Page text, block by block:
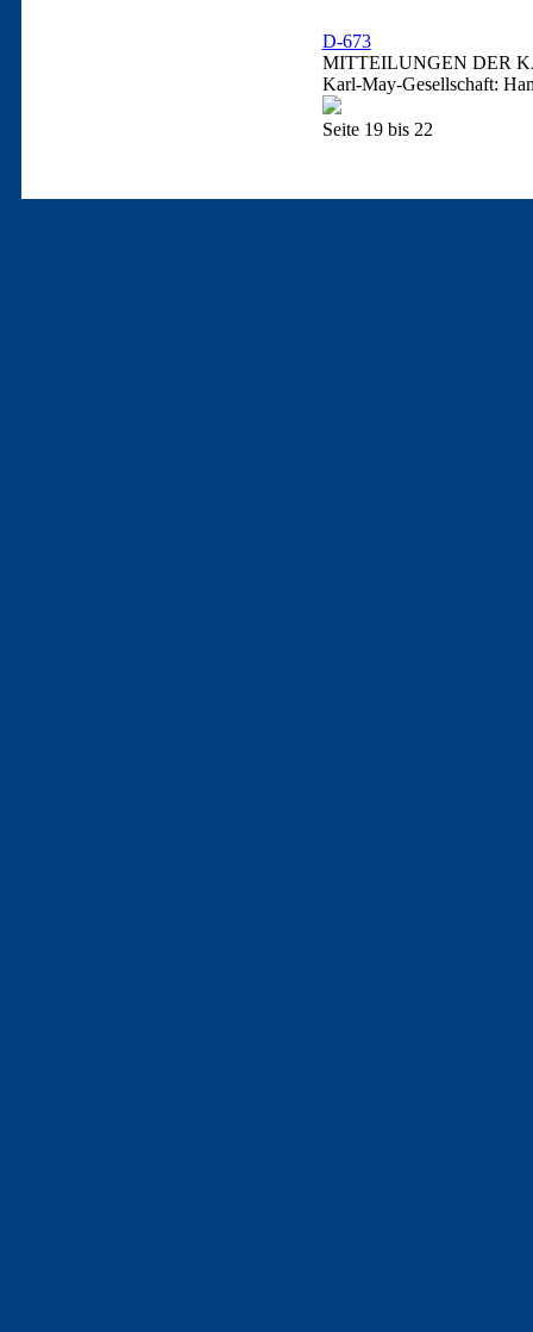
D-673
MITTEILUNGEN DER
Karl-May-Gesellschaft:
Seite 19 bis 22